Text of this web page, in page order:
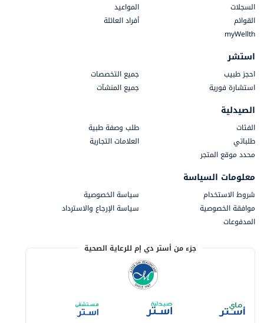
السجلات
المواعيد
القوائم
أفراد العائلة
myWellth
استشر
احجز طبيب
جميع التخصصات
استشارة فورية
جميع المنشآت
الصيدلية
الفئات
طلب وصفة طبية
طلباتي
العلامات التجارية
محدد موقع المتجر
معلومات السياسة
شروط الاستخدام
سياسة الخصوصية
موافقة الخصوصية
سياسة الإرجاع والاسترداد
المدفوعات
جزء من أستر دي إم للرعاية الصحية